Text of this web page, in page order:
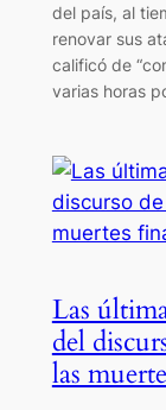
del país, al
renovar sus
calificó de
varias horas
Las
del
las